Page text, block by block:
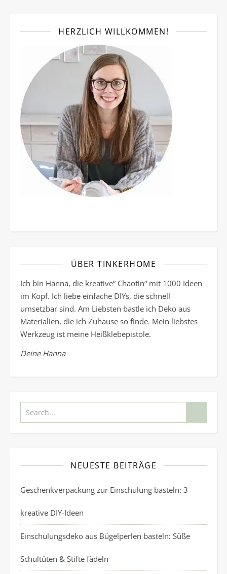
HERZLICH WILLKOMMEN!
ÜBER TINKERHOME
Ich bin Hanna, die kreative“ Chaotin“ mit 1000 Ideen
im Kopf. Ich liebe einfache DIYs, die schnell
umsetzbar sind. Am Liebsten bastle ich Deko aus
Materialien, die ich Zuhause so finde. Mein liebstes
Werkzeug ist meine Heißklebepistole.
Deine Hanna
NEUESTE BEITRÄGE
Geschenkverpackung zur Einschulung basteln: 3
kreative DIY-Ideen
Einschulungsdeko aus Bügelperlen basteln: Süße
Schultüten & Stifte fädeln